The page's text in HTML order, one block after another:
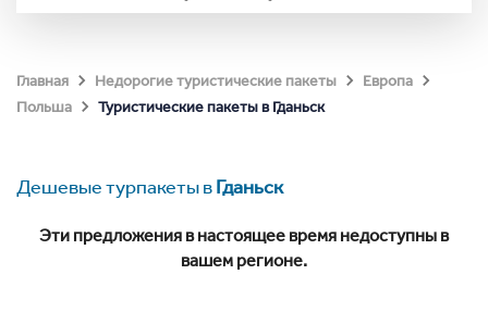
Главная Недорогие туристические пакеты
Европа
Польша
Туристические пакеты в Гданьск
Дешевые турпакеты вГданьск
Эти предложения в настоящее время недоступны в
вашем регионе.